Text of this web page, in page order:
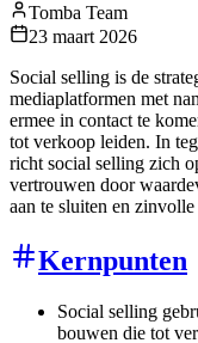
Tomba Team
23 maart 2026
Social selling is de
mediaplatformen met
ermee in contact te
tot verkoop leiden. In
richt social selling zich
vertrouwen door
aan te sluiten en
Kernpunten
Social selling
bouwen die tot